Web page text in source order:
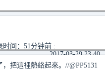
时间：51分钟前 :
2017-03-29 23:40
把這裡熱絡起來。//@PP5131